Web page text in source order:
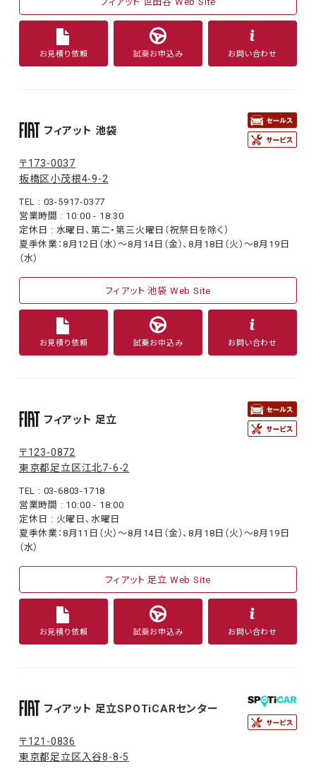
お見積り依頼 試乗お申込み お問い合わせ
フィアット 池袋
〒173-0037
板橋区小茂根4-9-2
TEL : 03-5917-0377
営業時間 : 10:00 - 18:30
定休日 : 水曜日、第二・第三火曜日（祝祭日を除く）
夏季休業：8月12日（水）〜8月14日（金）、8月18日（火）〜8月19日
（水）
フィアット 池袋 Web Site
お見積り依頼 試乗お申込み お問い合わせ
フィアット 足立
〒123-0872
東京都足立区江北7-6-2
TEL : 03-6803-1718
営業時間 : 10:00 - 18:00
定休日 : 火曜日、水曜日
夏季休業：8月11日（火）〜8月14日（金）、8月18日（火）〜8月19日
（水）
フィアット 足立 Web Site
お見積り依頼 試乗お申込み お問い合わせ
フィアット 足立SPOTiCARセンター
〒121-0836
東京都足立区入谷8-8-5